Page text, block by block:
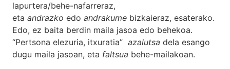
lapurtera/behe-nafarreraz,
eta andrazko edo andrakume bizkaieraz, esaterako.
Edo, ez baita berdin maila jasoa edo behekoa.
“Pertsona elezuria, itxuratia” azalutsa dela esango
dugu maila jasoan, eta faltsua behe-mailakoan.